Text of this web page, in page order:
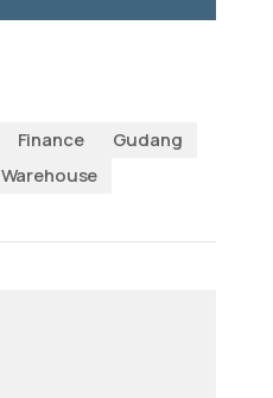
Finance
Gudang
Warehouse